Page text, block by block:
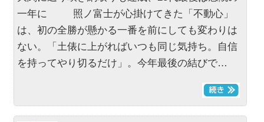
一年に 照ノ富士が心掛けてきた「不動心」
は、初の全勝が懸かる一番を前にしても変わりは
ない。「土俵に上がればいつも同じ気持ち。自信
を持ってやり切るだけ」。今年最後の結びで…